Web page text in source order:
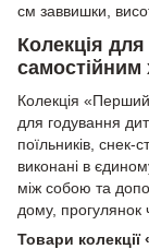
см заввишки,
Колекція
Колекція
для годування
поїльників, снек-
виконані в
між собою та
дому, прогулянок
Товари